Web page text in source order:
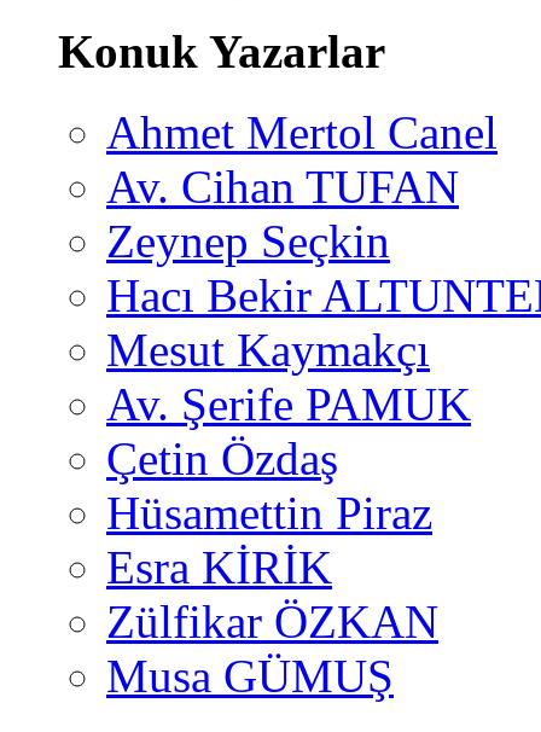
Konuk Yazarlar
Ahmet Mertol Canel
Av. Cihan TUFAN
Zeynep Seçkin
Hacı Bekir
Mesut Kaymakçı
Av. Şerife PAMUK
Çetin Özdaş
Hüsamettin Piraz
Esra KİRİK
Zülfikar ÖZKAN
Musa GÜMUŞ